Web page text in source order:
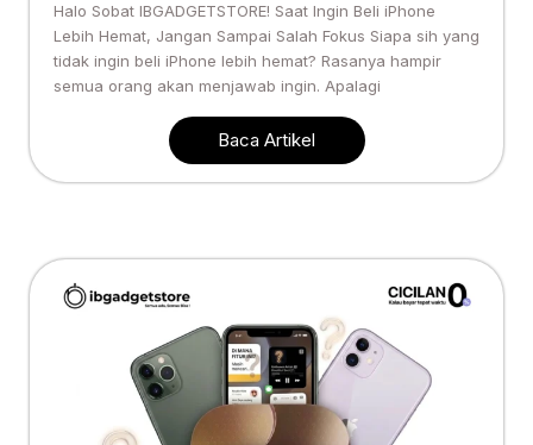
Halo Sobat IBGADGETSTORE! Saat Ingin Beli iPhone
Lebih Hemat, Jangan Sampai Salah Fokus Siapa sih yang
tidak ingin beli iPhone lebih hemat? Rasanya hampir
semua orang akan menjawab ingin. Apalagi
Baca Artikel